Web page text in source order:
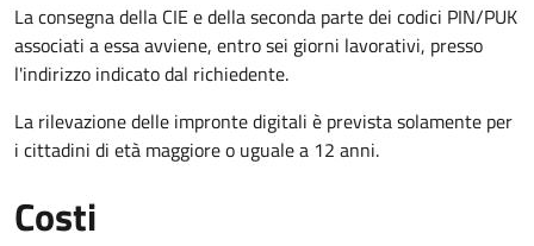
La consegna della CIE e della seconda parte dei codici PIN/PUK
associati a essa avviene, entro sei giorni lavorativi, presso
l'indirizzo indicato dal richiedente.
La rilevazione delle impronte digitali è prevista solamente per
i cittadini di età maggiore o uguale a 12 anni.
Costi